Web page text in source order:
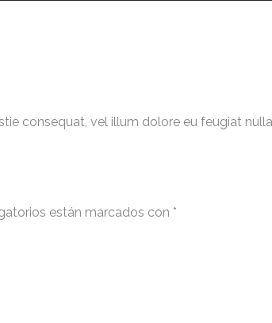
consequat, vel illum dolore eu feugiat
están marcados con *